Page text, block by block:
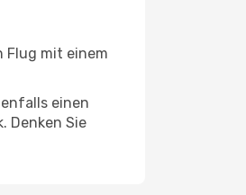
Flug mit einem
einen
Denken Sie